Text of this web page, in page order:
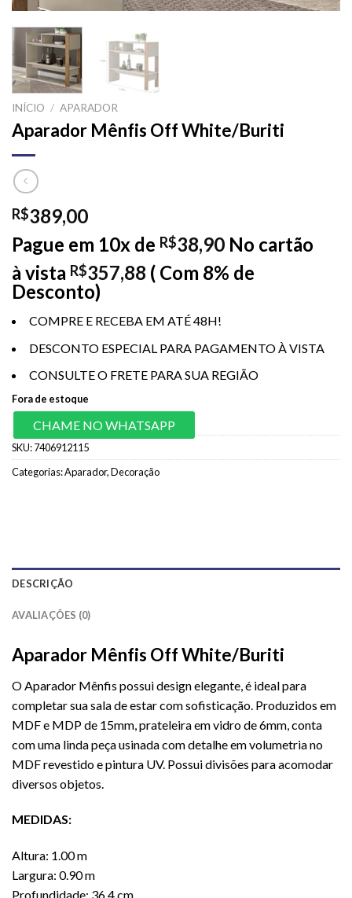
INÍCIO / APARADOR
Aparador Mênfis Off White/Buriti
R$389,00
Pague em 10x de R$38,90 No cartão
à vista R$357,88 ( Com 8% de
Desconto)
COMPRE E RECEBA EM ATÉ 48H!
DESCONTO ESPECIAL PARA PAGAMENTO À VISTA
CONSULTE O FRETE PARA SUA REGIÃO
Fora de estoque
CHAME NO WHATSAPP
SKU:7406912115
Categorias:Aparador,Decoração
DESCRIÇÃO
AVALIAÇÕES (0)
Aparador Mênfis Off White/Buriti
O Aparador Mênfis possui design elegante, é ideal para
completar sua sala de estar com sofisticação. Produzidos em
MDF e MDP de 15mm, prateleira em vidro de 6mm, conta
com uma linda peça usinada com detalhe em volumetria no
MDF revestido e pintura UV. Possui divisões para acomodar
diversos objetos.
MEDIDAS:
Altura: 1.00 m
Largura: 0.90 m
Profundidade: 36.4 cm